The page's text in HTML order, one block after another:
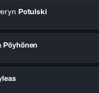
Potulski
Pöyhönen